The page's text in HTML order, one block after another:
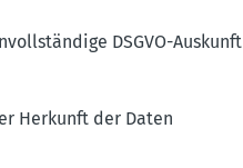
DSGVO-Auskunft
Herkunft der Daten